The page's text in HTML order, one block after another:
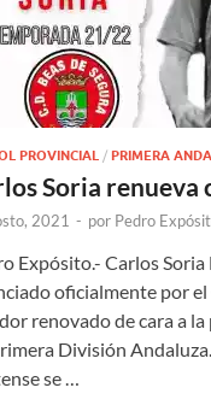
PROVINCIAL / PRIMERA
Soria renueva
2021 - por Pedro
Expósito.- Carlos
oficialmente por el
renovado de cara a
División
se …